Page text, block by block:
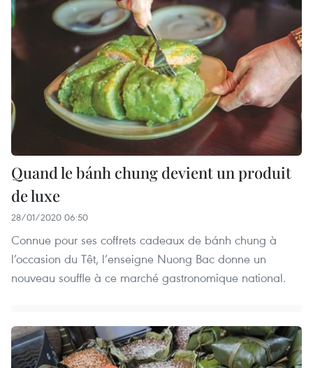
Quand le bánh chung devient un produit
de luxe
28/01/2020 06:50
Connue pour ses coffrets cadeaux de bánh chung à
l’occasion du Têt, l’enseigne Nuong Bac donne un
nouveau souffle à ce marché gastronomique national.